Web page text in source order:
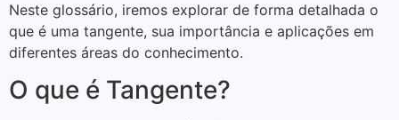
Neste glossário, iremos explorar de forma detalhada o
que é uma tangente, sua importância e aplicações em
diferentes áreas do conhecimento.
O que é Tangente?